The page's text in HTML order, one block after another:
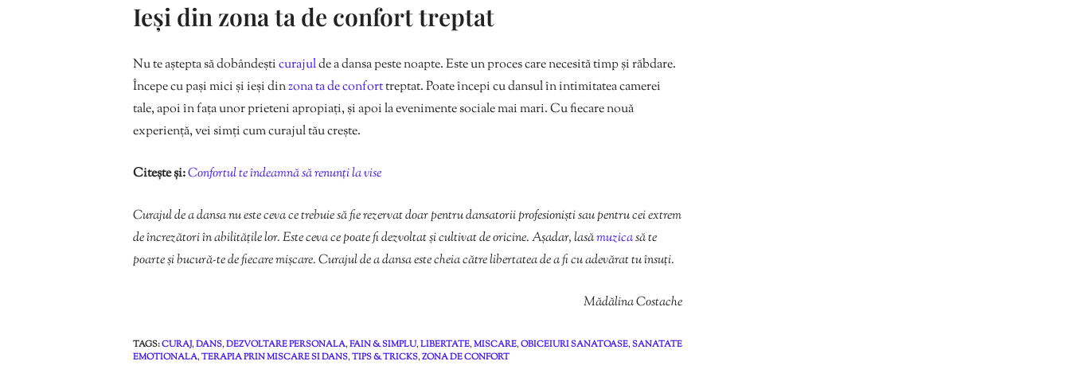
Ieși din zona ta de confort treptat
Nu te aștepta să dobândeșticurajulde a dansa peste noapte. Este un proces care necesită timp și răbdare.
Începe cu pași mici și ieși dinzona ta de conforttreptat. Poate începi cu dansul în intimitatea camerei
tale, apoi în fața unor prieteni apropiați, și apoi la evenimente sociale mai mari. Cu fiecare nouă
experiență, vei simți cum curajul tău crește.
Citește și:Confortul te îndeamnă să renunți la vise
Curajul de a dansa nu este ceva ce trebuie să fie rezervat doar pentru dansatorii profesioniști sau pentru cei extrem
de încrezători în abilitățile lor. Este ceva ce poate fi dezvoltat și cultivat de oricine. Așadar, lasămuzicasă te
poarte și bucură-te de fiecare mișcare. Curajul de a dansa este cheia către libertatea de a fi cu adevărat tu însuți.
Mădălina Costache
TAGS:CURAJ,DANS,DEZVOLTARE PERSONALA,FAIN & SIMPLU,LIBERTATE,MISCARE,OBICEIURI SANATOASE,SANATATE
EMOTIONALA,TERAPIA PRIN MISCARE SI DANS,TIPS & TRICKS,ZONA DE CONFORT